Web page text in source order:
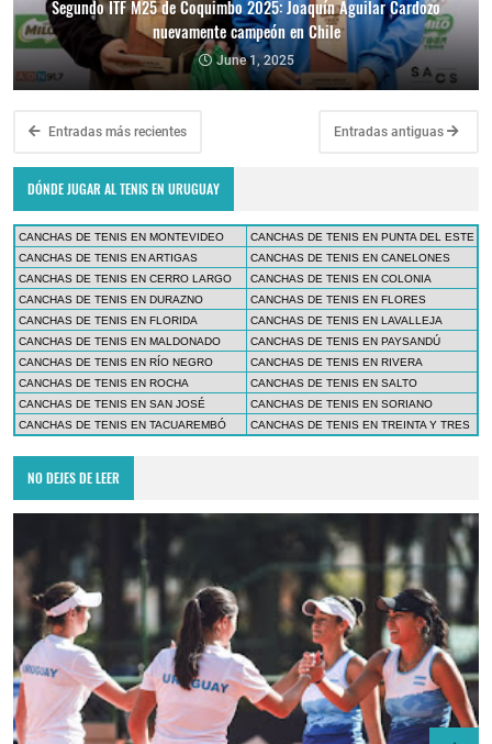
Segundo ITF M25 de Coquimbo 2025: Joaquín Aguilar Cardozo
nuevamente campeón en Chile
June 1, 2025
Entradas más recientes Entradas antiguas
DÓNDE JUGAR AL TENIS EN URUGUAY
CANCHAS DE TENIS EN MONTEVIDEO
CANCHAS DE TENIS EN PUNTA DEL ESTE
CANCHAS DE TENIS EN ARTIGAS
CANCHAS DE TENIS EN CANELONES
CANCHAS DE TENIS EN CERRO LARGO
CANCHAS DE TENIS EN COLONIA
CANCHAS DE TENIS EN DURAZNO
CANCHAS DE TENIS EN FLORES
CANCHAS DE TENIS EN FLORIDA
CANCHAS DE TENIS EN LAVALLEJA
CANCHAS DE TENIS EN MALDONADO
CANCHAS DE TENIS EN PAYSANDÚ
CANCHAS DE TENIS EN RÍO NEGRO
CANCHAS DE TENIS EN RIVERA
CANCHAS DE TENIS EN ROCHA
CANCHAS DE TENIS EN SALTO
CANCHAS DE TENIS EN SAN JOSÉ
CANCHAS DE TENIS EN SORIANO
CANCHAS DE TENIS EN TACUAREMBÓ
CANCHAS DE TENIS EN TREINTA Y TRES
NO DEJES DE LEER